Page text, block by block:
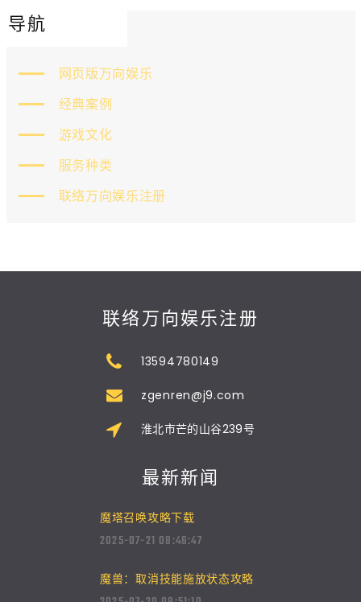
导航
网页版万向娱乐
经典案例
游戏文化
服务种类
联络万向娱乐注册
联络万向娱乐注册
13594780149
zgenren@j9.com
淮北市芒的山谷239号
最新新闻
魔塔召唤攻略下载
2025-07-21 08:46:47
魔兽：取消技能施放状态攻略